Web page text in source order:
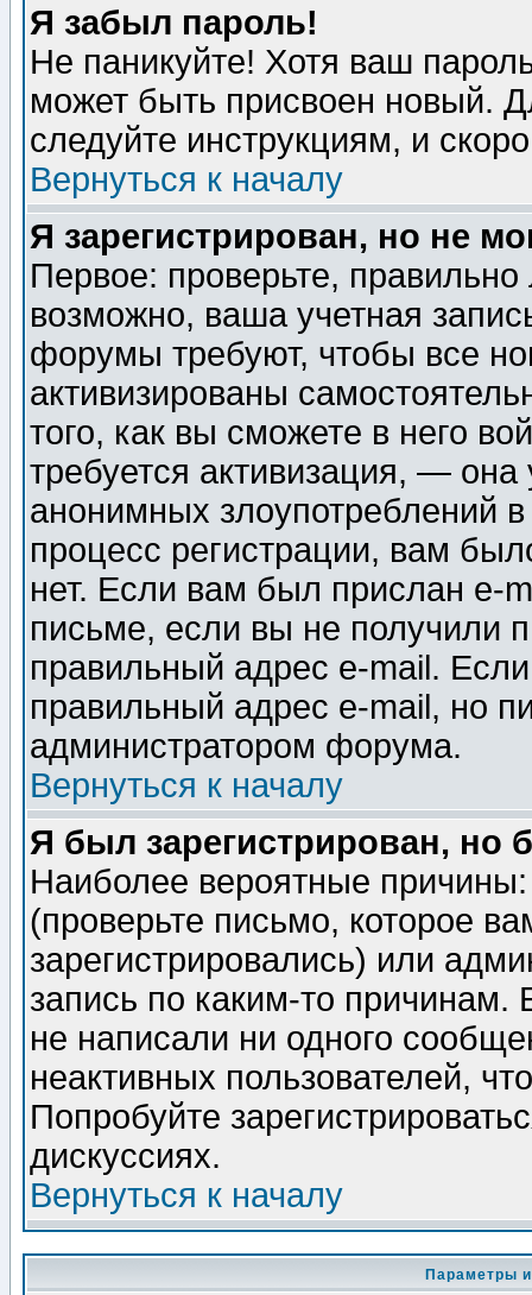
Я забыл пароль!
Не паникуйте! Хотя ваш
может быть присвоен новый.
следуйте инструкциям, и
Вернуться к началу
Я зарегистрирован, но не
Первое: проверьте,
возможно, ваша учетная
форумы требуют, чтобы все
активизированы
того, как вы сможете в него
требуется активизация, —
анонимных злоупотреблений
процесс регистрации, вам
нет. Если вам был прислан e-
письме, если вы не получили
правильный адрес e-mail.
правильный адрес e-mail, но
администратором форума.
Вернуться к началу
Я был зарегистрирован, но
Наиболее вероятные
(проверьте письмо, которое
зарегистрировались) или
запись по каким-то
не написали ни одного
неактивных пользователей,
Попробуйте
дискуссиях.
Вернуться к началу
Параметры